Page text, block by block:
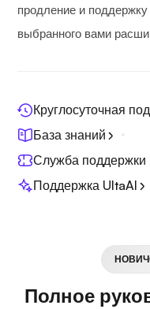
продление и
выбранного вами
Круглосуточная
База знаний
Служба поддержки
Поддержка UltaAI
Полное